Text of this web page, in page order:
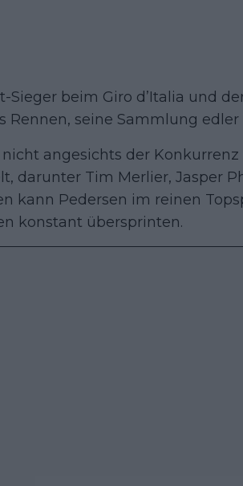
Sieger beim Giro d’Italia und
Rennen, seine Sammlung
angesichts der
darunter Tim Merlier, Jasper
kann Pedersen im reinen
konstant übersprinten.